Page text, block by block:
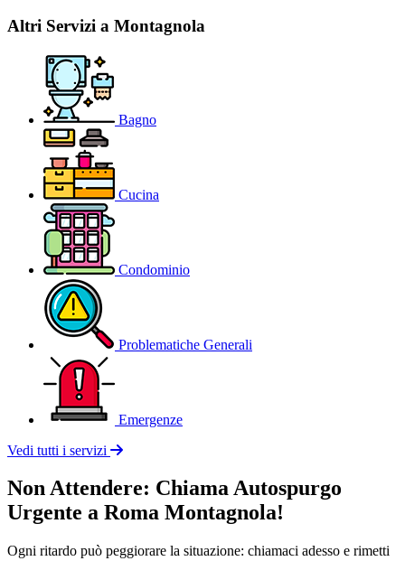
Altri Servizi a Montagnola
Bagno
Cucina
Condominio
Problematiche Generali
Emergenze
Vedi tutti i servizi
Non Attendere: Chiama Autospurgo
Urgente a Roma Montagnola!
Ogni ritardo può peggiorare la situazione: chiamaci adesso e rimetti